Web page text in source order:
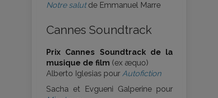
Notre salutde Emmanuel Marre
Cannes Soundtrack
Prix Cannes Soundtrack de la
musique de film (ex æquo)
Alberto Iglesias pour Autofiction
Sacha et Evgueni Galperine pour